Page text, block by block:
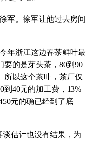
军。徐军让他过去房间
年浙江这边春茶鲜叶最
要的是芽头茶，80到90
所以这个茶叶，茶厂仅
到40元的加工费，13%
元的确已经到了底
估计也没有结果，为